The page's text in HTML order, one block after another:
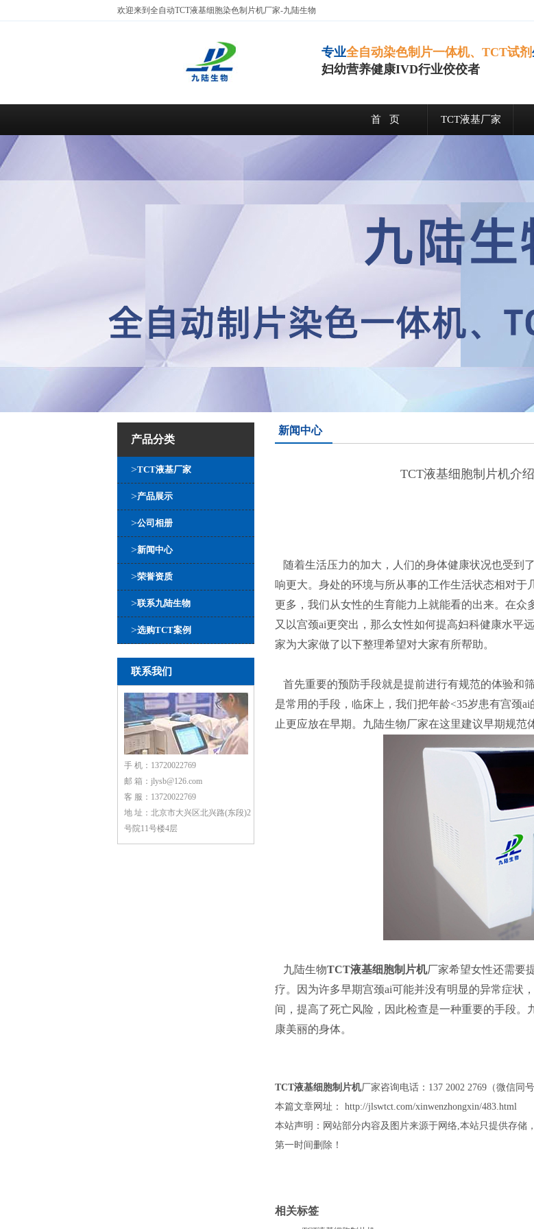
欢迎来到全自动TCT液基细胞染色制片机厂家-九陆生物
专业全自动染色制片一体机、TCT试剂
妇幼营养健康IVD行业佼佼者
首 页 TCT液基厂家
产品分类
>TCT液基厂家
>产品展示
>公司相册
>新闻中心
>荣誉资质
>联系九陆生物
>选购TCT案例
联系我们
手 机：13720022769
邮 箱：jlysb@126.com
客 服：13720022769
地 址：北京市大兴区北兴路(东段)2
号院11号楼4层
新闻中心
TCT液基细胞制片机介
随着生活压力的加大，人们的身体健康状况也受到
响更大。身处的环境与所从事的工作生活状态相对
更多，我们从女性的生育能力上就能看的出来。在
又以宫颈ai更突出，那么女性如何提高妇科健康水平
家为大家做了以下整理希望对大家有所帮助。
首先重要的预防手段就是提前进行有规范的体验和筛
是常用的手段，临床上，我们把年龄<35岁患有宫颈
止更应放在早期。九陆生物厂家在这里建议早期规范
九陆生物TCT液基细胞制片机厂家希望女性还需要
疗。因为许多早期宫颈ai可能并没有明显的异常症状
间，提高了死亡风险，因此检查是一种重要的手段
康美丽的身体。
TCT液基细胞制片机厂家咨询电话：137 2002 2769（微信同号
本篇文章网址： http://jlswtct.com/xinwenzhongxin/483.html
本站声明：网站部分内容及图片来源于网络,本站只提供存储
第一时间删除！
相关标签